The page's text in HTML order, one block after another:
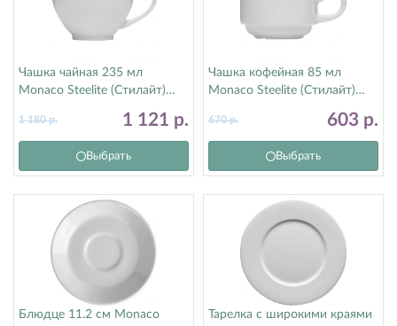
Чашка чайная 235 мл
Monaco Steelite (Стилайт)
1 121 р.
1 180р.
Выбрать
Чашка кофейная 85 мл
Monaco Steelite (Стилайт)
603 р.
670р.
Выбрать
Блюдце 11.2 см Monaco Тарелка с широкими краями